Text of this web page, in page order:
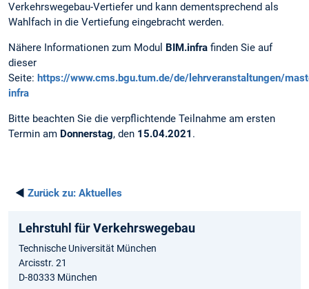
Verkehrswegebau-Vertiefer und kann dementsprechend als
Wahlfach in die Vertiefung eingebracht werden.
Nähere Informationen zum Modul BIM.infra finden Sie auf
dieser
Seite: https://www.cms.bgu.tum.de/de/lehrveranstaltungen/
infra
Bitte beachten Sie die verpflichtende Teilnahme am ersten
Termin am Donnerstag, den 15.04.2021 .
◄ Zurück zu: Aktuelles
Lehrstuhl für Verkehrswegebau
Technische Universität München
Arcisstr. 21
D-80333 München